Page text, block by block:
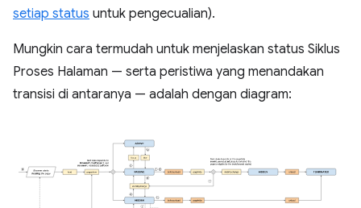
setiap status untuk pengecualian).
Mungkin cara termudah untuk menjelaskan status Siklus
Proses Halaman — serta peristiwa yang menandakan
transisi di antaranya — adalah dengan diagram: